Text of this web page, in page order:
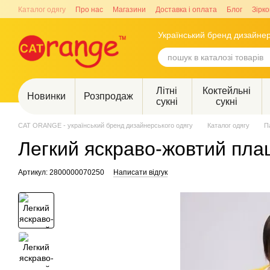
Перейти до основного контенту
Каталог одягу Про нас Магазини Доставка і оплата Блог
Український бренд
Новинки Розпродаж
Літні
сукні
Коктейльні
сукні
CAT ORANGE - український бренд дизайнерського одягу Каталог одягу
Легкий яскраво-жовтий
Артикул: 2800000070250 Написати відгук